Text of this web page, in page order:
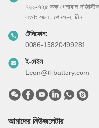
৭২২-৭২৫ কক্ষ গ্লোবাল লজিস্টিক
লংগাং জেলা, শেনজেন, চীন
টেলিফোন:
0086-15820499281
ই-মেইল
Leon@tl-battery.com
আমাদের নিউজলেটার